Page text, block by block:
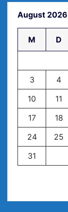
August 2026
M D
3
4
10
11
17
18
24
25
31